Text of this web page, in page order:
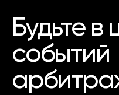
Будьте в
событий